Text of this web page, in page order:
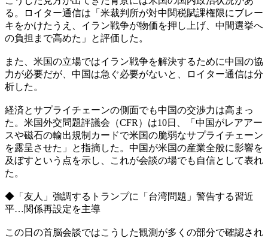
る。ロイター通信は「米裁判所が対中関税賦課権限にブレー
キをかけたうえ、イラン戦争が物価を押し上げ、中間選挙へ
の負担まで高めた」と評価した。
また、米国の立場ではイラン戦争を解決するために中国の協
力が必要だが、中国は急ぐ必要がないと、ロイター通信は分
析した。
経済とサプライチェーンの側面でも中国の交渉力は高まっ
た。米国外交問題評議会（CFR）は10日、「中国がレアアー
スや磁石の輸出規制カードで米国の脆弱なサプライチェーン
を露呈させた」と指摘した。中国が米国の産業全般に影響を
及ぼすという点を示し、これが会談の場でも自信として表れ
た。
◆「友人」強調するトランプに「台湾問題」警告する習近
平…関係再設定を主導
この日の首脳会談ではこうした観測が多くの部分で確認され